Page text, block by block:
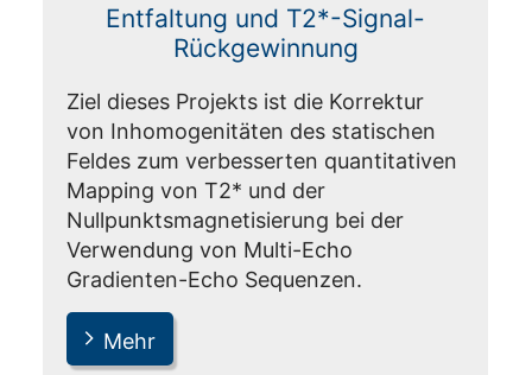
Entfaltung und T2*-Signal-
Rückgewinnung
Ziel dieses Projekts ist die Korrektur
von Inhomogenitäten des statischen
Feldes zum verbesserten quantitativen
Mapping von T2* und der
Nullpunktsmagnetisierung bei der
Verwendung von Multi-Echo
Gradienten-Echo Sequenzen.
Mehr